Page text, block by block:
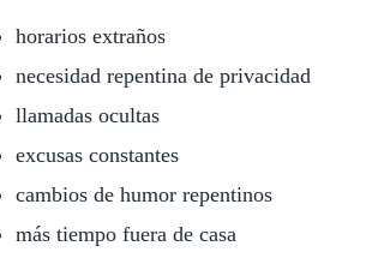
horarios extraños
necesidad repentina de privacidad
llamadas ocultas
excusas constantes
cambios de humor repentinos
más tiempo fuera de casa